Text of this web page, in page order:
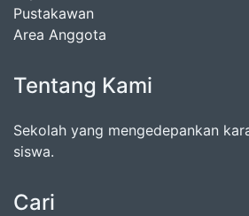
Pustakawan
Area Anggota
Tentang Kami
Sekolah yang mengedepankan
siswa.
Cari